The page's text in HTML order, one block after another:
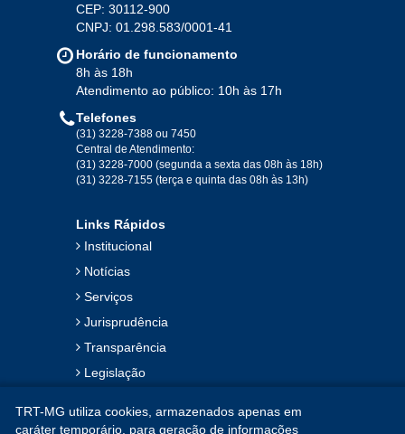
CEP: 30112-900
CNPJ: 01.298.583/0001-41
Horário de funcionamento
8h às 18h
Atendimento ao público: 10h às 17h
Telefones
(31) 3228-7388 ou 7450
Central de Atendimento:
(31) 3228-7000 (segunda a sexta das 08h às 18h)
(31) 3228-7155 (terça e quinta das 08h às 13h)
Links Rápidos
Institucional
Notícias
Serviços
Jurisprudência
Transparência
Legislação
Contato
TRT-MG utiliza cookies, armazenados apenas em
caráter temporário, para geração de informações